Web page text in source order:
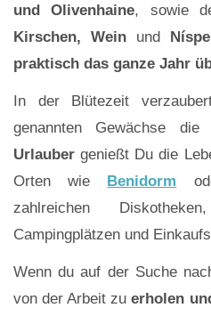
und Olivenhaine, sowie
Kirschen, Wein und
praktisch das ganze Jahr
In der Blütezeit
genannten Gewächse die
Urlauber genießt Du die
Orten wie Benidorm
zahlreichen
Campingplätzen und
Wenn du auf der Suche
von der Arbeit zuerholen